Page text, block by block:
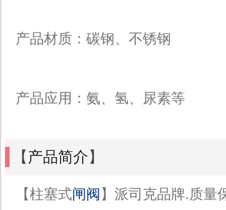
产品材质：碳钢、不锈钢
产品应用：氨、氢、尿素等
【 产品简介】
【柱塞式闸阀 】派司克品牌.质量